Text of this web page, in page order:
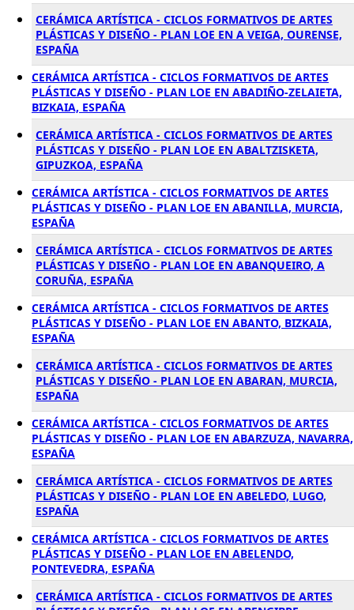
CERÁMICA ARTÍSTICA - CICLOS FORMATIVOS DE ARTES
PLÁSTICAS Y DISEÑO - PLAN LOE EN A VEIGA, OURENSE,
ESPAÑA
CERÁMICA ARTÍSTICA - CICLOS FORMATIVOS DE ARTES
PLÁSTICAS Y DISEÑO - PLAN LOE EN ABADIÑO-ZELAIETA,
BIZKAIA, ESPAÑA
CERÁMICA ARTÍSTICA - CICLOS FORMATIVOS DE ARTES
PLÁSTICAS Y DISEÑO - PLAN LOE EN ABALTZISKETA,
GIPUZKOA, ESPAÑA
CERÁMICA ARTÍSTICA - CICLOS FORMATIVOS DE ARTES
PLÁSTICAS Y DISEÑO - PLAN LOE EN ABANILLA, MURCIA,
ESPAÑA
CERÁMICA ARTÍSTICA - CICLOS FORMATIVOS DE ARTES
PLÁSTICAS Y DISEÑO - PLAN LOE EN ABANQUEIRO, A
CORUÑA, ESPAÑA
CERÁMICA ARTÍSTICA - CICLOS FORMATIVOS DE ARTES
PLÁSTICAS Y DISEÑO - PLAN LOE EN ABANTO, BIZKAIA,
ESPAÑA
CERÁMICA ARTÍSTICA - CICLOS FORMATIVOS DE ARTES
PLÁSTICAS Y DISEÑO - PLAN LOE EN ABARAN, MURCIA,
ESPAÑA
CERÁMICA ARTÍSTICA - CICLOS FORMATIVOS DE ARTES
PLÁSTICAS Y DISEÑO - PLAN LOE EN ABARZUZA, NAVARRA,
ESPAÑA
CERÁMICA ARTÍSTICA - CICLOS FORMATIVOS DE ARTES
PLÁSTICAS Y DISEÑO - PLAN LOE EN ABELEDO, LUGO,
ESPAÑA
CERÁMICA ARTÍSTICA - CICLOS FORMATIVOS DE ARTES
PLÁSTICAS Y DISEÑO - PLAN LOE EN ABELENDO,
PONTEVEDRA, ESPAÑA
CERÁMICA ARTÍSTICA - CICLOS FORMATIVOS DE ARTES